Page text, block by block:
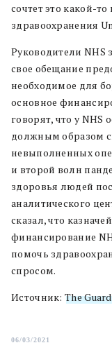
сочтет это какой-
здравоохранения
Руководители NHS
свое обещание
необходимое для
основное
говорят, что у
должным образом
невыполненных
и второй волн
здоровья людей
аналитического
сказал, что
финансирование
помочь
спросом.
Источник: The
06/03/2021